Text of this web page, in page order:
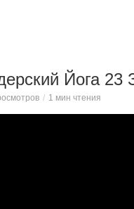
Йога 23
1 мин чтения